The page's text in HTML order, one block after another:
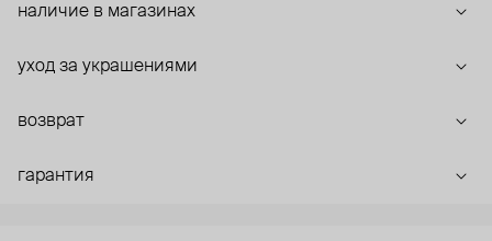
наличие в магазинах
уход за украшениями
возврат
гарантия